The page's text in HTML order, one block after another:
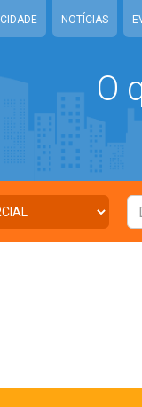
CIDADE NOTÍCIAS
O